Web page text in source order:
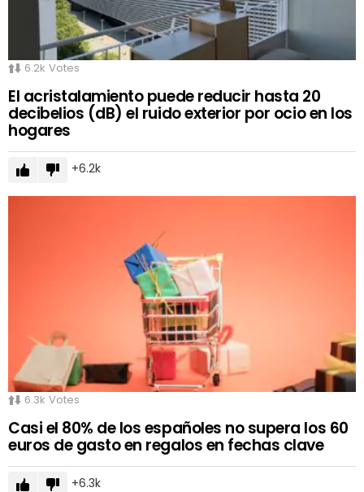
6.2k Votes
El acristalamiento puede reducir hasta 20
decibelios (dB) el ruido exterior por ocio en los
hogares
6.2k
6.3k Votes
Casi el 80% de los españoles no supera los 60
euros de gasto en regalos en fechas clave
6.3k